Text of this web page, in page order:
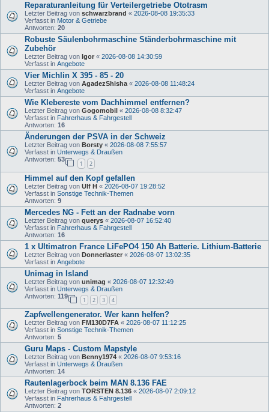
Reparaturanleitung für Verteilergetriebe Ototrasm
Letzter Beitrag von schwarzbrand « 2026-08-08 19:35:33
Verfasst in Motor & Getriebe
Antworten: 20
Robuste Säulenbohrmaschine Ständerbohrmaschine mit
Zubehör
Letzter Beitrag von Igor « 2026-08-08 14:30:59
Verfasst in Angebote
Vier Michlin X 395 - 85 - 20
Letzter Beitrag von AgadezShisha « 2026-08-08 11:48:24
Verfasst in Angebote
Wie Klebereste vom Dachhimmel entfernen?
Letzter Beitrag von Gogomobil « 2026-08-08 8:32:47
Verfasst in Fahrerhaus & Fahrgestell
Antworten: 16
Änderungen der PSVA in der Schweiz
Letzter Beitrag von Borsty « 2026-08-08 7:55:57
Verfasst in Unterwegs & Draußen
Antworten: 53
1 2
Himmel auf den Kopf gefallen
Letzter Beitrag von Ulf H « 2026-08-07 19:28:52
Verfasst in Sonstige Technik-Themen
Antworten: 9
Mercedes NG - Fett an der Radnabe vorn
Letzter Beitrag von querys « 2026-08-07 16:52:40
Verfasst in Fahrerhaus & Fahrgestell
Antworten: 16
1 x Ultimatron France LiFePO4 150 Ah Batterie. Lithium-Batterie
Letzter Beitrag von Donnerlaster « 2026-08-07 13:02:35
Verfasst in Angebote
Unimag in Island
Letzter Beitrag von unimag « 2026-08-07 12:32:49
Verfasst in Unterwegs & Draußen
Antworten: 119
1 2 3 4
Zapfwellengenerator. Wer kann helfen?
Letzter Beitrag von FM130D7FA « 2026-08-07 11:12:25
Verfasst in Sonstige Technik-Themen
Antworten: 5
Guru Maps - Custom Mapstyle
Letzter Beitrag von Benny1974 « 2026-08-07 9:53:16
Verfasst in Unterwegs & Draußen
Antworten: 14
Rautenlagerbock beim MAN 8.136 FAE
Letzter Beitrag von TORSTEN 8.136 « 2026-08-07 2:09:12
Verfasst in Fahrerhaus & Fahrgestell
Antworten: 2